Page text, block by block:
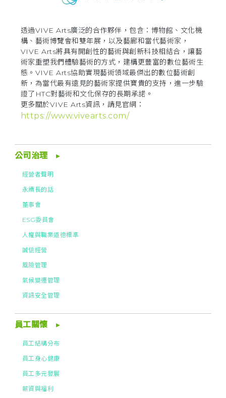
透過VIVE Arts廣泛的合作夥伴，包含：博物館、文化機
構、藝術博覽會和雙年展，以及藝廊和當代藝術家，
VIVE Arts將具有開創性的藝術與創新科技相結合，讓藝
術家重塑我們體驗藝術的方式，建構更豐富的數位藝術生
態。VIVE Arts協助實現藝術領域最傑出的數位藝術創
新，為當代最有遠見的藝術家提供寶貴的支持，進一步驗
證了HTC對藝術和文化保存的長期承諾。
更多關於VIVE Arts資訊，請見官網：
https://www.vivearts.com/
公司治理
經營者聲明
永續長的話
董事會
ESG委員會
人權與職業道德標準
誠信經營
風險管理
氣候變遷管理
資訊安全管理
員工關懷
員工結構分布
員工身心健康
員工多元發展
薪資與福利